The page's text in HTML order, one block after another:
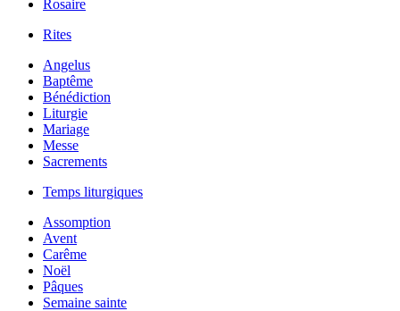
Rosaire
Rites
Angelus
Baptême
Bénédiction
Liturgie
Mariage
Messe
Sacrements
Temps liturgiques
Assomption
Avent
Carême
Noël
Pâques
Semaine sainte